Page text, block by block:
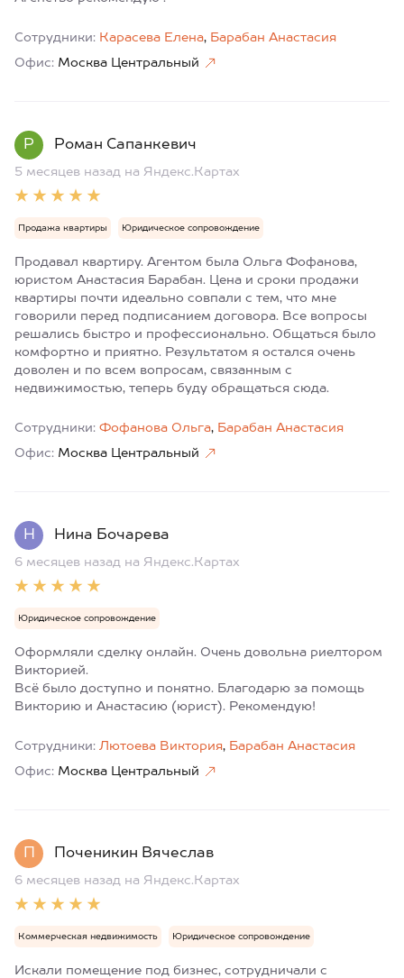
Сотрудники: Карасева Елена, Барабан Анастасия
Офис: Москва Центральный
Р Роман Сапанкевич
5 месяцев назад на Яндекс.Картах
Продажа квартиры Юридическое сопровождение
Продавал квартиру. Агентом была Ольга Фофанова,
юристом Анастасия Барабан. Цена и сроки продажи
квартиры почти идеально совпали с тем, что мне
говорили перед подписанием договора. Все вопросы
решались быстро и профессионально. Общаться было
комфортно и приятно. Результатом я остался очень
доволен и по всем вопросам, связанным с
недвижимостью, теперь буду обращаться сюда.
Сотрудники: Фофанова Ольга, Барабан Анастасия
Офис: Москва Центральный
Н Нина Бочарева
6 месяцев назад на Яндекс.Картах
Юридическое сопровождение
Оформляли сделку онлайн. Очень довольна риелтором
Викторией.
Всë было доступно и понятно. Благодарю за помощь
Викторию и Анастасию (юрист). Рекомендую!
Сотрудники: Лютоева Виктория, Барабан Анастасия
Офис: Москва Центральный
Поченикин Вячеслав
6 месяцев назад на Яндекс.Картах
Коммерческая недвижимость Юридическое сопровождение
Искали помещение под бизнес, сотрудничали с